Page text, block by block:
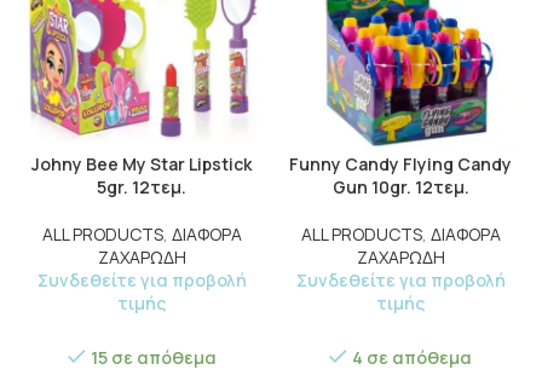
Johny Bee My Star Lipstick
5gr. 12τεμ.
ALL PRODUCTS, ΔΙΑΦΟΡΑ
ΖΑΧΑΡΩΔΗ
Συνδεθείτε για προβολή
τιμής
15 σε απόθεμα
Funny Candy Flying Candy
Gun 10gr. 12τεμ.
ALL PRODUCTS, ΔΙΑΦΟΡΑ
ΖΑΧΑΡΩΔΗ
Συνδεθείτε για προβολή
τιμής
4 σε απόθεμα